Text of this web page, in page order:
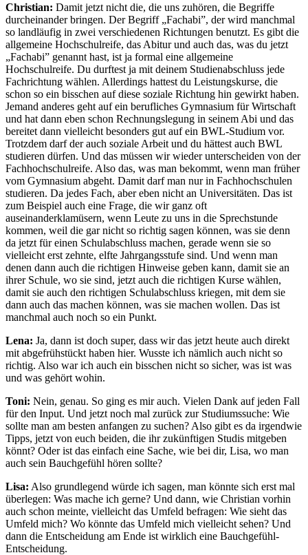
Christian: Damit jetzt nicht die, die uns zuhören, die Begriffe
durcheinander bringen. Der Begriff „Fachabi”, der wird manchmal
so landläufig in zwei verschiedenen Richtungen benutzt. Es gibt die
allgemeine Hochschulreife, das Abitur und auch das, was du jetzt
„Fachabi” genannt hast, ist ja formal eine allgemeine
Hochschulreife. Du durftest ja mit deinem Studienabschluss jede
Fachrichtung wählen. Allerdings hattest du Leistungskurse, die
schon so ein bisschen auf diese soziale Richtung hin gewirkt haben.
Jemand anderes geht auf ein berufliches Gymnasium für Wirtschaft
und hat dann eben schon Rechnungslegung in seinem Abi und das
bereitet dann vielleicht besonders gut auf ein BWL-Studium vor.
Trotzdem darf der auch soziale Arbeit und du hättest auch BWL
studieren dürfen. Und das müssen wir wieder unterscheiden von der
Fachhochschulreife. Also das, was man bekommt, wenn man früher
vom Gymnasium abgeht. Damit darf man nur in Fachhochschulen
studieren. Da jedes Fach, aber eben nicht an Universitäten. Das ist
zum Beispiel auch eine Frage, die wir ganz oft
auseinanderklamüsern, wenn Leute zu uns in die Sprechstunde
kommen, weil die gar nicht so richtig sagen können, was sie denn
da jetzt für einen Schulabschluss machen, gerade wenn sie so
vielleicht erst zehnte, elfte Jahrgangsstufe sind. Und wenn man
denen dann auch die richtigen Hinweise geben kann, damit sie an
ihrer Schule, wo sie sind, jetzt auch die richtigen Kurse wählen,
damit sie auch den richtigen Schulabschluss kriegen, mit dem sie
dann auch das machen können, was sie machen wollen. Das ist
manchmal auch noch so ein Punkt.
Lena: Ja, dann ist doch super, dass wir das jetzt heute auch direkt
mit abgefrühstückt haben hier. Wusste ich nämlich auch nicht so
richtig. Also war ich auch ein bisschen nicht so sicher, was ist was
und was gehört wohin.
Toni: Nein, genau. So ging es mir auch. Vielen Dank auf jeden Fall
für den Input. Und jetzt noch mal zurück zur Studiumssuche: Wie
sollte man am besten anfangen zu suchen? Also gibt es da irgendwie
Tipps, jetzt von euch beiden, die ihr zukünftigen Studis mitgeben
könnt? Oder ist das einfach eine Sache, wie bei dir, Lisa, wo man
auch sein Bauchgefühl hören sollte?
Lisa: Also grundlegend würde ich sagen, man könnte sich erst mal
überlegen: Was mache ich gerne? Und dann, wie Christian vorhin
auch schon meinte, vielleicht das Umfeld befragen: Wie sieht das
Umfeld mich? Wo könnte das Umfeld mich vielleicht sehen? Und
dann die Entscheidung am Ende ist wirklich eine Bauchgefühl-
Entscheidung.